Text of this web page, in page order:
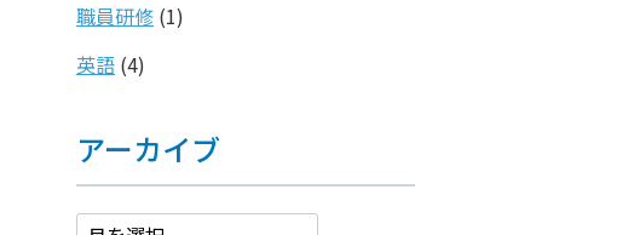
職員研修 (1)
英語 (4)
アーカイブ